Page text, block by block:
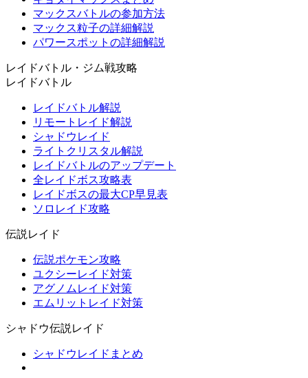
マックスバトルの参加方法
マックス粒子の詳細解説
パワースポットの詳細解説
レイドバトル・ジム戦攻略
レイドバトル
レイドバトル解説
リモートレイド解説
シャドウレイド
ライトクリスタル解説
レイドバトルのアップデート
全レイドボス攻略表
レイドボスの最大CP早見表
ソロレイド攻略
伝説レイド
伝説ポケモン攻略
ユクシーレイド対策
アグノムレイド対策
エムリットレイド対策
シャドウ伝説レイド
シャドウレイドまとめ